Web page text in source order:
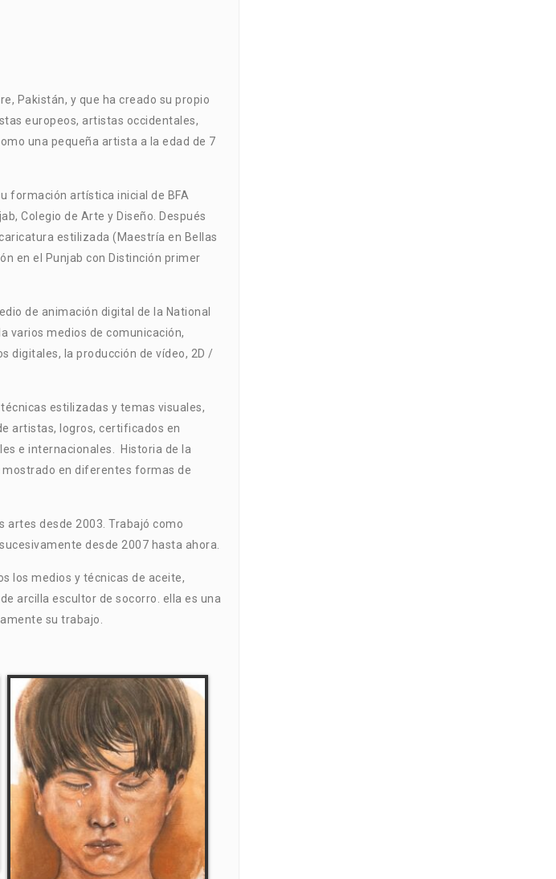
Pakistán, y que ha creado su propio
europeos, artistas occidentales,
una pequeña artista a la edad de 7
formación artística inicial de BFA
Colegio de Arte y Diseño. Después
estilizada (Maestría en Bellas
en el Punjab con Distinción primer
de animación digital de la National
varios medios de comunicación,
digitales, la producción de vídeo, 2D /
estilizadas y temas visuales,
artistas, logros, certificados en
e internacionales. Historia de la
en diferentes formas de
artes desde 2003. Trabajó como
desde 2007 hasta ahora.
los medios y técnicas de aceite,
arcilla escultor de socorro. ella es una
su trabajo.